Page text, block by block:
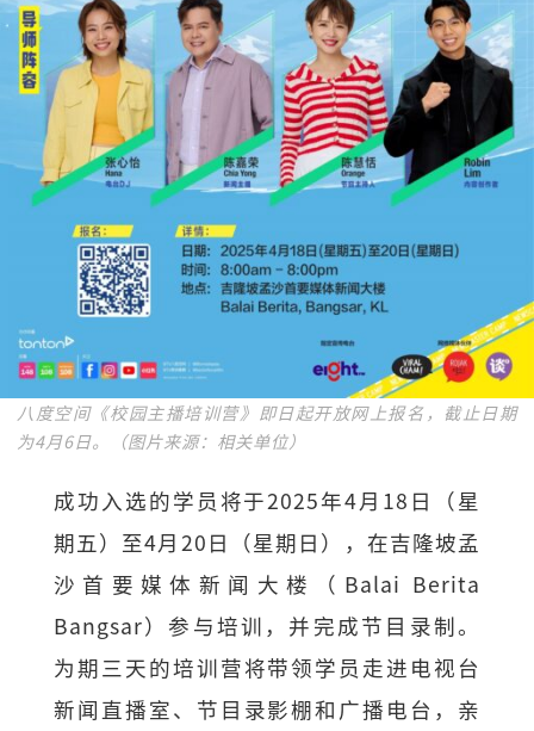
八度空间《校园主播培训营》即日起开放网上报名，截止日期
为4月6日。（图片来源：相关单位）
成功入选的学员将于2025年4月18日（星
期五）至4月20日（星期日），在吉隆坡孟
沙首要媒体新闻大楼（Balai Berita
Bangsar）参与培训，并完成节目录制。
为期三天的培训营将带领学员走进电视台
新闻直播室、节目录影棚和广播电台，亲